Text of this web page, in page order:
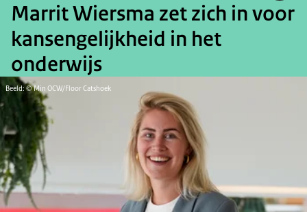
Marrit Wiersma zet zich in voor
kansengelijkheid in het
onderwijs
Beeld: © Min OCW/Floor Catshoek